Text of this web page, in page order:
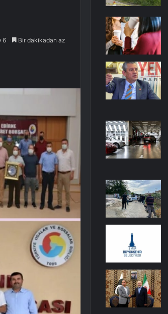
6 Bir dakikadan az